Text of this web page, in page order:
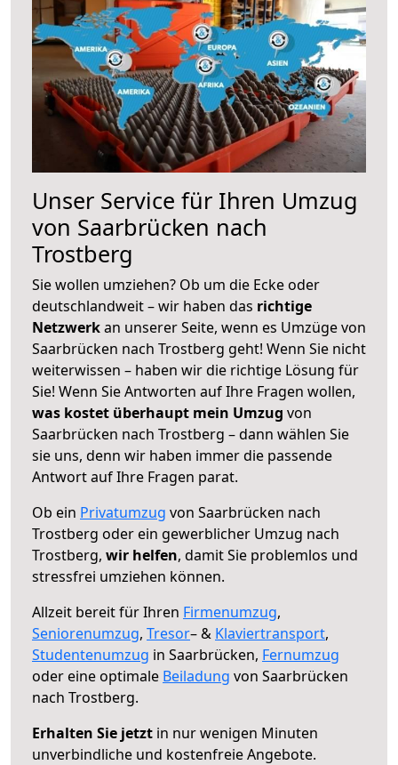
Unser Service für Ihren Umzug
von Saarbrücken nach
Trostberg
Sie wollen umziehen? Ob um die Ecke oder
deutschlandweit – wir haben das richtige
Netzwerkan unserer Seite, wenn es Umzüge von
Saarbrücken nach Trostberg geht! Wenn Sie nicht
weiterwissen – haben wir die richtige Lösung für
Sie! Wenn Sie Antworten auf Ihre Fragen wollen,
was kostet überhaupt mein Umzug von
Saarbrücken nach Trostberg – dann wählen Sie
sie uns, denn wir haben immer die passende
Antwort auf Ihre Fragen parat.
Ob ein Privatumzug von Saarbrücken nach
Trostberg oder ein gewerblicher Umzug nach
Trostberg, wir helfen, damit Sie problemlos und
stressfrei umziehen können.
Allzeit bereit für Ihren Firmenumzug,
Seniorenumzug, Tresor– & Klaviertransport,
Studentenumzug in Saarbrücken, Fernumzug
oder eine optimale Beiladung von Saarbrücken
nach Trostberg.
Erhalten Sie jetzt in nur wenigen Minuten
unverbindliche und kostenfreie Angebote.